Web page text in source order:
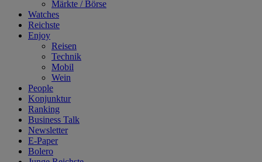
Märkte / Börse
Watches
Reichste
Enjoy
Reisen
Technik
Mobil
Wein
People
Konjunktur
Ranking
Business Talk
Newsletter
E-Paper
Bolero